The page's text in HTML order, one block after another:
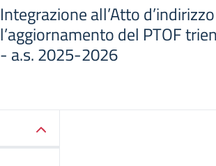
Integrazione all’Atto
l’aggiornamento del PTOF
- a.s. 2025-2026